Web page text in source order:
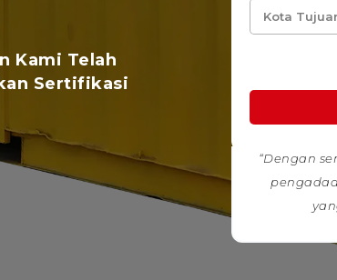
Kami Telah
Sertifikasi
“Dengan